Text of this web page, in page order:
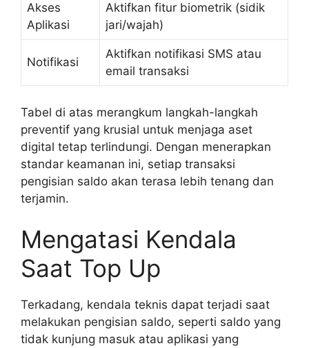
Akses
Aplikasi
Aktifkan fitur biometrik (sidik
jari/wajah)
Notifikasi
Aktifkan notifikasi SMS atau
email transaksi
Tabel di atas merangkum langkah-langkah
preventif yang krusial untuk menjaga aset
digital tetap terlindungi. Dengan menerapkan
standar keamanan ini, setiap transaksi
pengisian saldo akan terasa lebih tenang dan
terjamin.
Mengatasi Kendala
Saat Top Up
Terkadang, kendala teknis dapat terjadi saat
melakukan pengisian saldo, seperti saldo yang
tidak kunjung masuk atau aplikasi yang